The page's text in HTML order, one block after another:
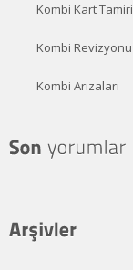
Kombi Kart Tamiri
Kombi Revizyonu
Kombi Arızaları